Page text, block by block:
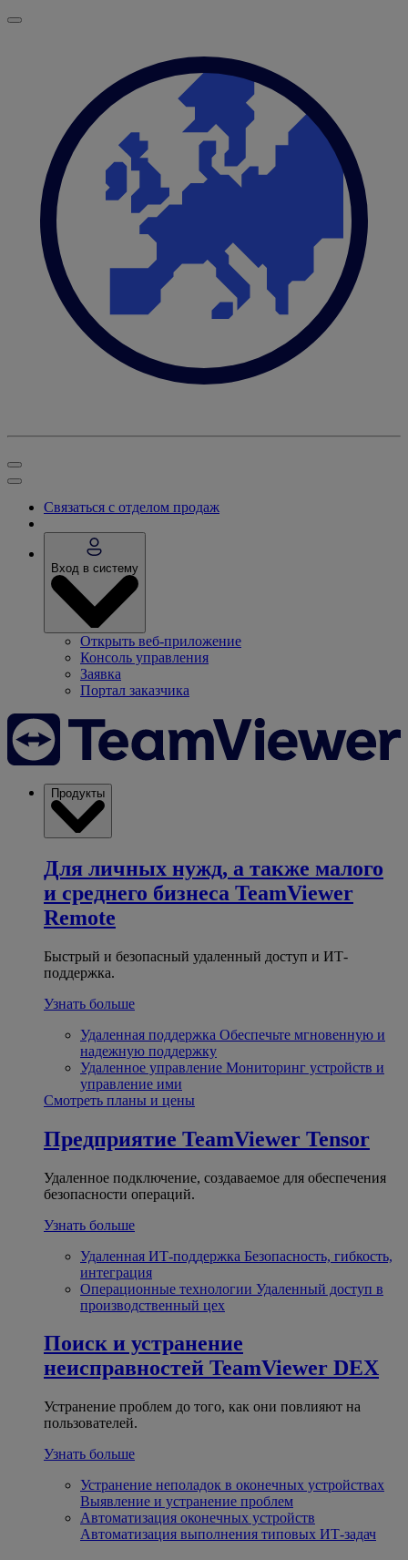
Связаться с отделом продаж
Вход в систему
Открыть веб-приложение
Консоль управления
Заявка
Портал заказчика
Продукты
Для личных нужд, а также малого
и среднего бизнеса TeamViewer
Remote
Быстрый и безопасный удаленный доступ и ИТ-
поддержка.
Узнать больше
Удаленная поддержка Обеспечьте мгновенную и
надежную поддержку
Удаленное управление Мониторинг устройств и
управление ими
Смотреть планы и цены
Предприятие TeamViewer Tensor
Удаленное подключение, создаваемое для обеспечения
безопасности операций.
Узнать больше
Удаленная ИТ-поддержка Безопасность, гибкость,
интеграция
Операционные технологии Удаленный доступ в
производственный цех
Поиск и устранение
неисправностей TeamViewer DEX
Устранение проблем до того, как они повлияют на
пользователей.
Узнать больше
Устранение неполадок в оконечных устройствах
Выявление и устранение проблем
Автоматизация оконечных устройств
Автоматизация выполнения типовых ИТ-задач